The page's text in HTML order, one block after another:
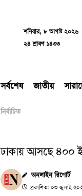
শনিবার, ৮ আগস্ট ২০২৬
২৪ শ্রাবণ ১৪৩৩
সর্বশেষ জাতীয়
নির্বাচিত
ঢাকায় আসছে ৪০০
অনলাইন রিপোর্ট
প্রকাশিত: ০৩ জুলাই